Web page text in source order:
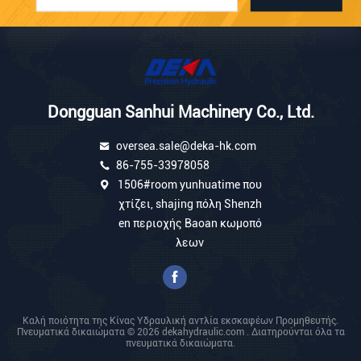
Dongguan Sanhui Machinery Co., Ltd.
oversea.sale@deka-hk.com
86-755-33978058
1506#room yunhuatime που
χτίζει, shajing πόλη Shenzh
en περιοχής Baoan κωμοπό
λεων
Καλή ποιότητα της Κίνας Υδραυλική αντλία εκσκαφέων Προμηθευτής.
Πνευματικά δικαιώματα © 2026 dekahydraulic.com . Διατηρούνται όλα τα
πνευματικά δικαιώματα.